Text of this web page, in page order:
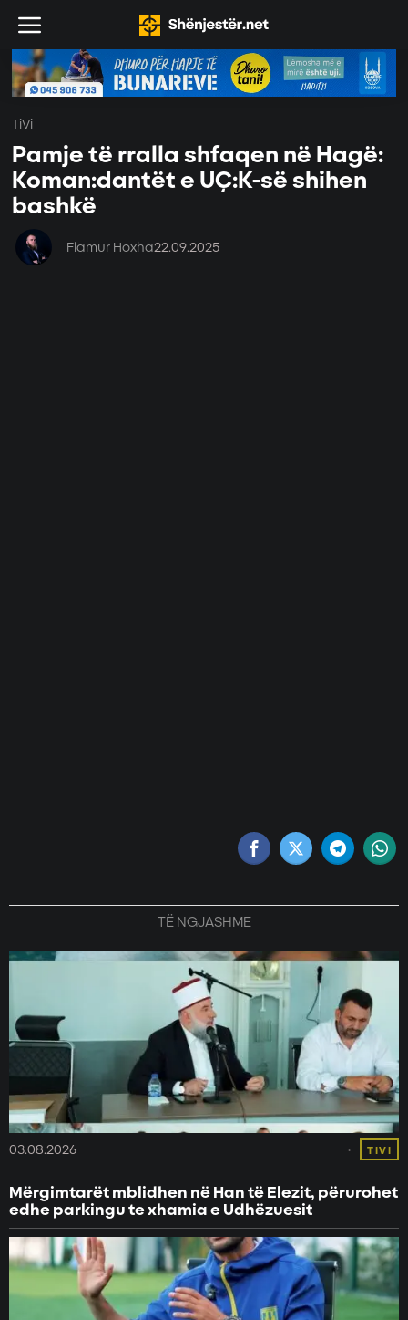
TiVi
Pamje të rralla shfaqen në Hagë:
Koman:dantët e UÇ:K-së shihen
bashkë
Flamur Hoxha22.09.2025
TË NGJASHME
03.08.2026 TIVI
Mërgimtarët mblidhen në Han të Elezit, përurohet
edhe parkingu te xhamia e Udhëzuesit